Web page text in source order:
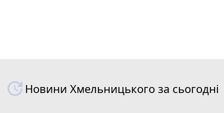
Новини Хмельницького за сьогодні